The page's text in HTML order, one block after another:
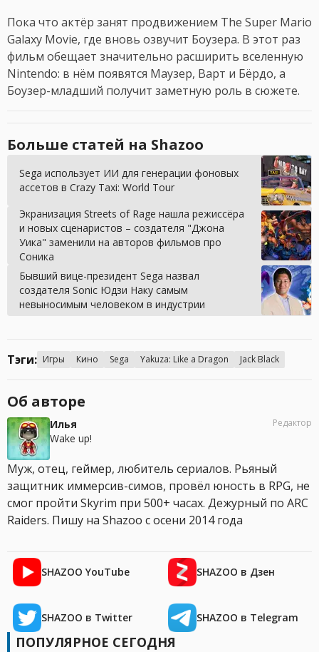
Пока что актёр занят продвижением The Super Mario
Galaxy Movie, где вновь озвучит Боузера. В этот раз
фильм обещает значительно расширить вселенную
Nintendo: в нём появятся Маузер, Варт и Бёрдо, а
Боузер-младший получит заметную роль в сюжете.
Больше статей на Shazoo
Sega использует ИИ для генерации фоновых
ассетов в Crazy Taxi: World Tour
Экранизация Streets of Rage нашла режиссёра
и новых сценаристов – создателя "Джона
Уика" заменили на авторов фильмов про
Соника
Бывший вице-президент Sega назвал
создателя Sonic Юдзи Наку самым
невыносимым человеком в индустрии
Тэги: Игры Кино Sega Yakuza: Like a Dragon Jack Black
Об авторе
Илья
Wake up!
Редактор
Муж, отец, геймер, любитель сериалов. Рьяный
защитник иммерсив-симов, провёл юность в RPG, не
смог пройти Skyrim при 500+ часах. Дежурный по ARC
Raiders. Пишу на Shazoo с осени 2014 года
SHAZOO YouTube SHAZOO в Дзен
SHAZOO в Twitter SHAZOO в Telegram
ПОПУЛЯРНОЕ СЕГОДНЯ